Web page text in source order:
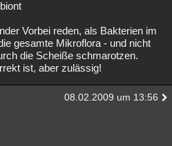
Vorbei reden, als Bakterien im
gesamte Mikroflora - und nicht
die Scheiße schmarotzen.
ist, aber zulässig!
08.02.2009 um 13:56